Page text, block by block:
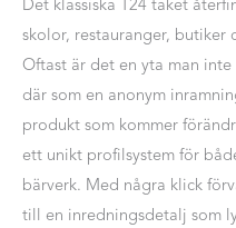
Det klassiska T24 taket
skolor, restauranger,
Oftast är det en yta man
där som en anonym
produkt som kommer
ett unikt profilsystem för
bärverk. Med några klick
till en inredningsdetalj som